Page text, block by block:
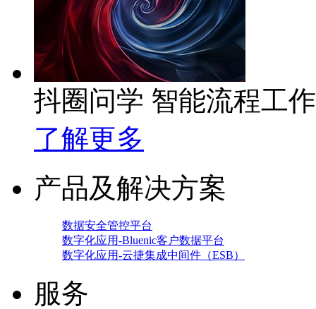
抖圈问学 智能流程工
了解更多
产品及解决方案
数据安全管控平台
数字化应用-Bluenic客户数据平台
数字化应用-云捷集成中间件（ESB）
服务